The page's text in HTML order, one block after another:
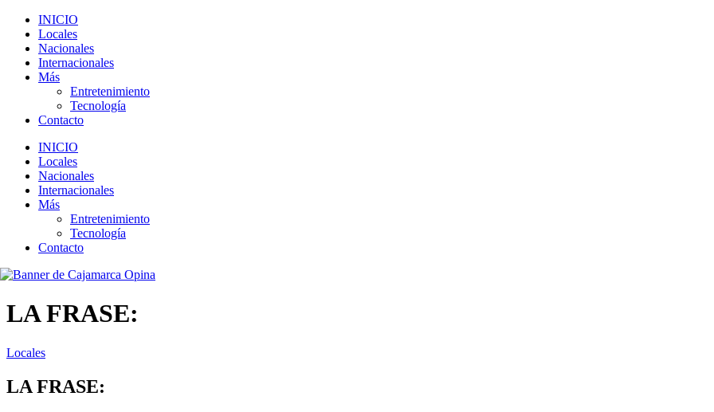
INICIO
Locales
Nacionales
Internacionales
Más
Entretenimiento
Tecnología
Contacto
INICIO
Locales
Nacionales
Internacionales
Más
Entretenimiento
Tecnología
Contacto
LA FRASE:
Locales
LA FRASE: